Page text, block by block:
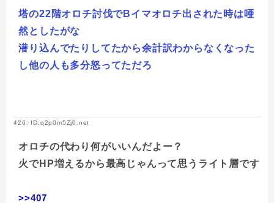
塔の22階オロチ討伐でBイマオロチ出された時は唖
然としたがな
潜り込んでたりしてたから余計訳わからなくなった
し他の人も多分怒ってただろ
426: ID:q2p0m5Zj0.net
オロチの代わり何がいいんだよー？
火でHP増えるから最高じゃんって思うライト層です
>>407